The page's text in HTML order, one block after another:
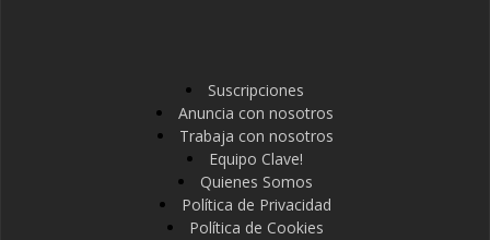
Suscripciones
Anuncia con nosotros
Trabaja con nosotros
Equipo Clave!
Quienes Somos
Política de Privacidad
Política de Cookies